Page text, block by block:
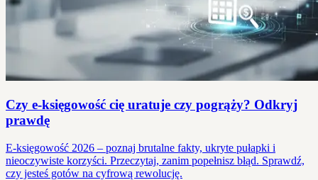
Czy e-księgowość cię uratuje czy pogrąży? Odkryj
prawdę
E-księgowość 2026 – poznaj brutalne fakty, ukryte pułapki i
nieoczywiste korzyści. Przeczytaj, zanim popełnisz błąd. Sprawdź,
czy jesteś gotów na cyfrową rewolucję.